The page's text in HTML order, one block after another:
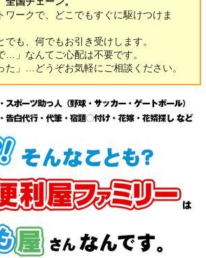
ワークで、どこでもすぐに駆けつけま
でも、何でもお引き受けします。
…」なんてご心配は不要です。
た」…どうぞお気軽にご相談ください。